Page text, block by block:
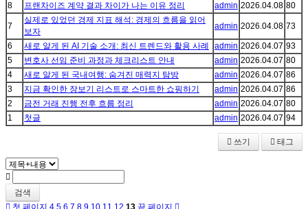
8 프랜차이즈 계약 결과 차이가 나는 이유 정리 admin 2026.04.08 80
7
실제로 있었던 경제 지표 해석: 경제의 흐름을 읽어
보자
admin 2026.04.08 73
6 새로 알게 된 AI 기술 소개: 최신 트렌드와 활용 사례 admin 2026.04.07 93
5
변호사 선임 준비 과정과 체크리스트 안내 admin 2026.04.07 80
4
새로 알게 된 국내여행: 숨겨진 매력지 탐방 admin 2026.04.07 86
3
지금 확인한 장보기 리스트로 스마트한 쇼핑하기 admin 2026.04.07 86
2
금전 거래 진행 전후 흐름 정리 admin 2026.04.07 80
1
첫글 admin 2026.04.07 94
쓰기 태그
검색
첫 페이지 4 5 6 7 8 9 10 11 12 13 끝 페이지